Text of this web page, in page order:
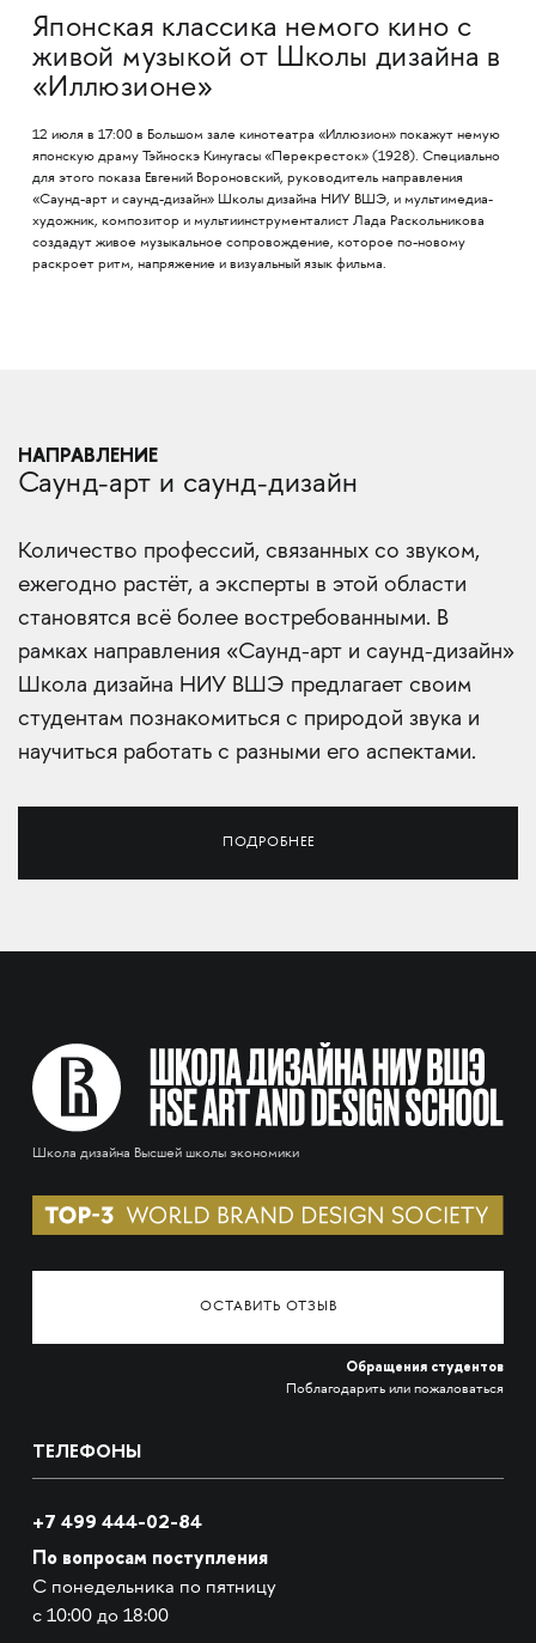
Японская классика немого кино с
живой музыкой от Школы дизайна в
«Иллюзионе»
12 июля в 17:00 в Большом зале кинотеатра «Иллюзион» покажут немую
японскую драму Тэйноскэ Кинугасы «Перекресток» (1928). Специально
для этого показа Евгений Вороновский, руководитель направления
«Саунд-арт и саунд-дизайн» Школы дизайна НИУ ВШЭ, и мультимедиа-
художник, композитор и мультиинструменталист Лада Раскольникова
создадут живое музыкальное сопровождение, которое по-новому
раскроет ритм, напряжение и визуальный язык фильма.
НАПРАВЛЕНИЕ
Саунд-арт и саунд-дизайн
Количество профессий, связанных со звуком,
ежегодно растёт, а эксперты в этой области
становятся всё более востребованными. В
рамках направления «Саунд-арт и саунд-дизайн»
Школа дизайна НИУ ВШЭ предлагает своим
студентам познакомиться с природой звука и
научиться работать с разными его аспектами.
ПОДРОБНЕЕ
Школа дизайна Высшей школы экономики
ОСТАВИТЬ ОТЗЫВ
Обращения студентов
Поблагодарить или пожаловаться
ТЕЛЕФОНЫ
+7 499 444-02-84
По вопросам поступления
С понедельника по пятницу
с 10:00 до 18:00